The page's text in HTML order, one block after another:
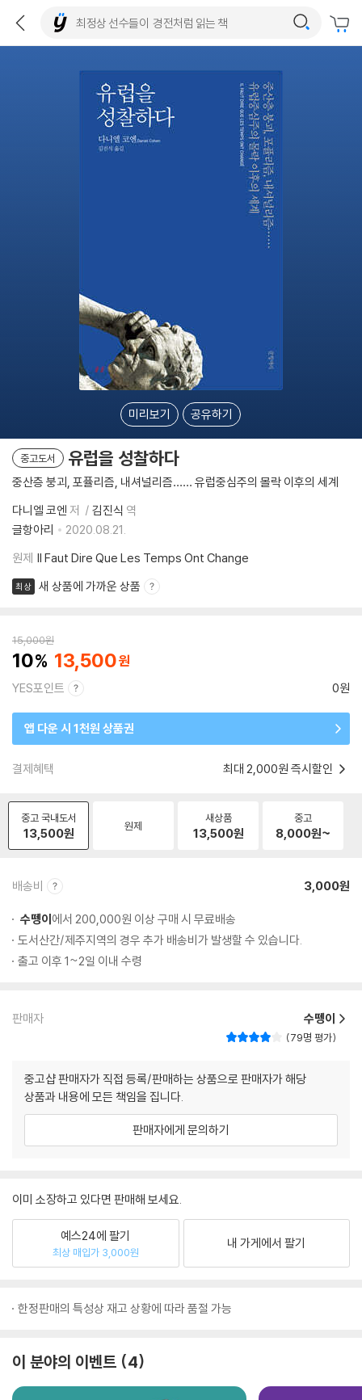
미리보기 공유하기
중고도서 유럽을 성찰하다
중산층 붕괴, 포퓰리즘, 내셔널리즘…… 유럽중심주의 몰락 이후의 세계
다니엘 코엔 저 김진식 역
글항아리
2020.08.21.
원제 Il Faut Dire Que Les Temps Ont Change
최상 새 상품에 가까운 상품
15,000원
10 13,500
YES포인트 0원
앱 다운 시 1천원 상품권
결제혜택 최대 2,000원 즉시할인
중고 국내도서
13,500원 원제
새상품
13,500원
중고
8,000원~
배송비 3,000원
수뗑이에서 200,000원 이상 구매 시 무료배송
도서산간/제주지역의 경우 추가 배송비가 발생할 수 있습니다.
출고 이후 1~2일 이내 수령
판매자 수뗑이
79명 평가
중고샵 판매자가 직접 등록/판매하는 상품으로 판매자가 해당
상품과 내용에 모든 책임을 집니다.
판매자에게 문의하기
이미 소장하고 있다면 판매해 보세요.
예스24에 팔기
최상 매입가 3,000원
내 가게에서 팔기
한정판매의 특성상 재고 상황에 따라 품절 가능
이 분야의 이벤트 4